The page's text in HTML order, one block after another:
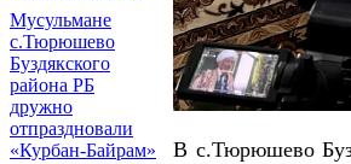
Мусульмане
с.Тюрюшево
Буздякского
района РБ
дружно
отпраздновали
«Курбан-Байрам»
В с.Тюрюшево